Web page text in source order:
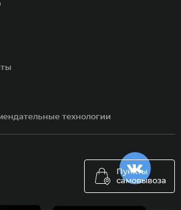
Пункты
самовывоза
технологии